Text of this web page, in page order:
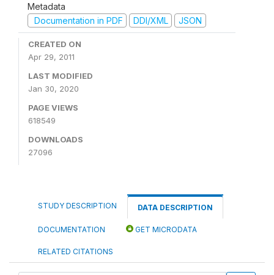
Metadata
Documentation in PDF
DDI/XML JSON
CREATED ON
Apr 29, 2011
LAST MODIFIED
Jan 30, 2020
PAGE VIEWS
618549
DOWNLOADS
27096
STUDY DESCRIPTION DATA DESCRIPTION
DOCUMENTATION GET MICRODATA
RELATED CITATIONS